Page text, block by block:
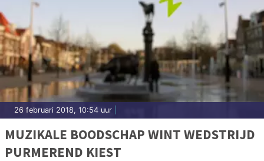
26 februari 2018, 10:54 uur
MUZIKALE BOODSCHAP WINT WEDSTRIJD
PURMEREND KIEST